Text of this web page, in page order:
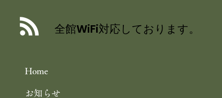
ルク 飯尾醸造 富士酢プレミアム使用
Home
お知らせ
全館WiFi対応しております。